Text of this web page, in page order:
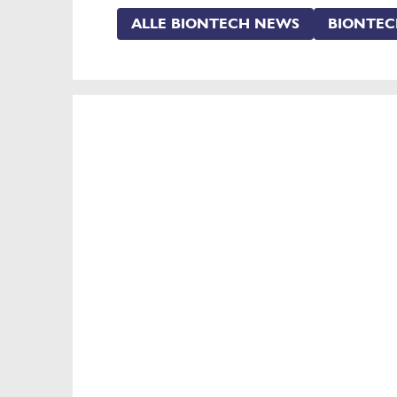
ALLE BIONTECH NEWS